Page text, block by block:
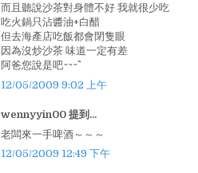
而且聽說沙茶對身體不好 我就很少吃
吃火鍋只沾醬油+白醋
但去海產店吃飯都會閉隻眼
因為沒炒沙茶 味道一定有差
阿爸您說是吧~~~^^
12/05/2009 9:02 上午
wennyyin00 提到...
老闆來一手啤酒～～～
12/05/2009 12:49 下午